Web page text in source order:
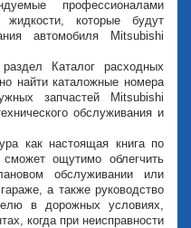
профессионалами
которые будут
автомобиля Mitsubishi
Каталог расходных
найти каталожные номера
запчастей Mitsubishi
обслуживания и
как настоящая книга по
ощутимо облегчить
обслуживании или
а также руководство
в дорожных условиях,
когда при неисправности